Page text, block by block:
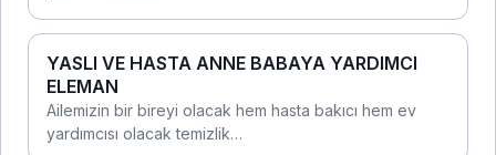
YASLI VE HASTA ANNE BABAYA YARDIMCI
ELEMAN
Ailemizin bir bireyi olacak hem hasta bakıcı hem ev
yardımcısı olacak temizlik…